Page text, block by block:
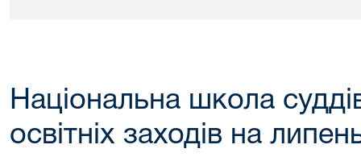
Національна школа
освітніх заходів на